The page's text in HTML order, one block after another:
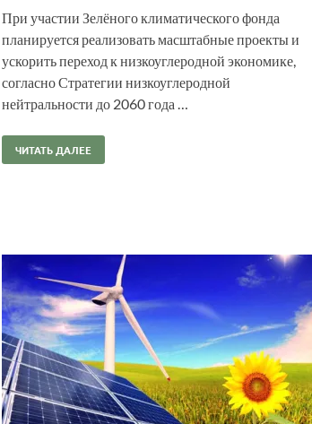
При участии Зелёного климатического фонда
планируется реализовать масштабные проекты и
ускорить переход к низкоуглеродной экономике,
согласно Стратегии низкоуглеродной
нейтральности до 2060 года …
ЧИТАТЬ ДАЛЕЕ